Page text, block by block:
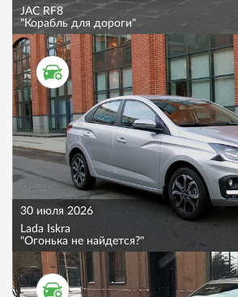
JAC RF8
"Корабль для дороги"
ТЕСТ ДРАЙВ
30 июля 2026
Lada Iskra
"Огонька не найдется?"
ТЕСТ ДРАЙВ